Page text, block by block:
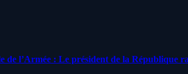
l’Armée : Le président de la République